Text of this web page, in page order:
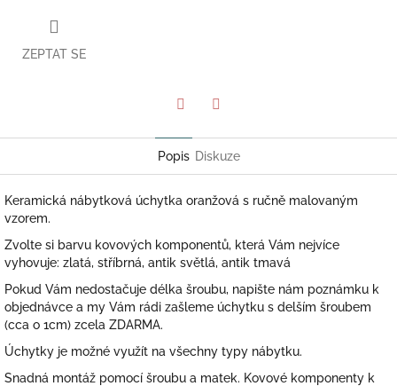
ZEPTAT SE
Popis Diskuze
Keramická nábytková úchytka oranžová s ručně malovaným
vzorem.
Zvolte si barvu kovových komponentů, která Vám nejvíce
vyhovuje: zlatá, stříbrná, antik světlá, antik tmavá
Pokud Vám nedostačuje délka šroubu, napište nám poznámku k
objednávce a my Vám rádi zašleme úchytku s delším šroubem
(cca o 1cm) zcela ZDARMA.
Úchytky je možné využít na všechny typy nábytku.
Snadná montáž pomocí šroubu a matek. Kovové komponenty k